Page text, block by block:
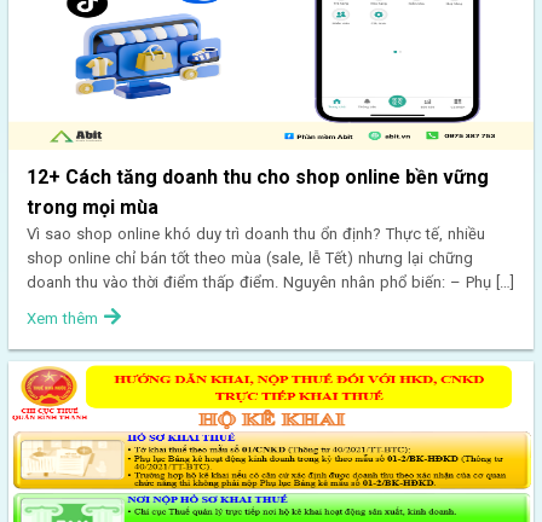
12+ Cách tăng doanh thu cho shop online bền vững
trong mọi mùa
Vì sao shop online khó duy trì doanh thu ổn định? Thực tế, nhiều
shop online chỉ bán tốt theo mùa (sale, lễ Tết) nhưng lại chững
doanh thu vào thời điểm thấp điểm. Nguyên nhân phổ biến: – Phụ […]
Xem thêm